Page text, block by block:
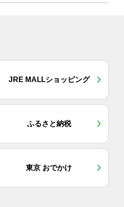
JRE MALLショッピング
ふるさと納税
東京 おでかけ